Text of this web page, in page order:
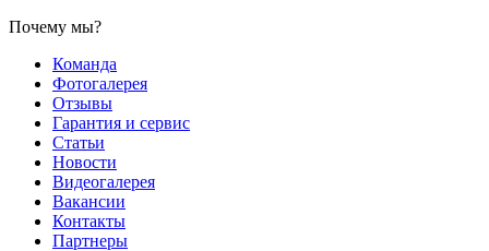
Почему мы?
Команда
Фотогалерея
Отзывы
Гарантия и сервис
Статьи
Новости
Видеогалерея
Вакансии
Контакты
Партнеры